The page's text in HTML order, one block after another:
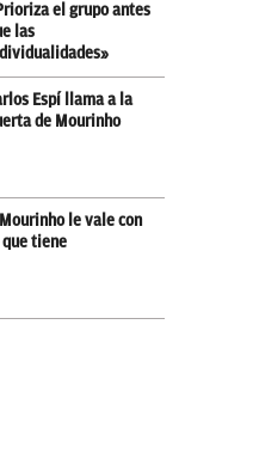
el grupo antes
las
Espí llama a la
de Mourinho
le vale con
que tiene